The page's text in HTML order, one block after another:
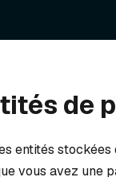
de
entités stockées
vous avez une